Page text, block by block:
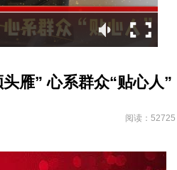
雁” 心系群众“贴心人”
阅读：52725